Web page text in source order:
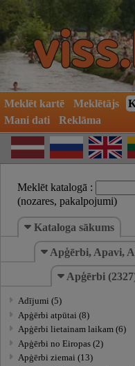
Meklēt kartē Meklētājs
Mani dati
Reklāma
Meklēt katalogā :
(nozares, pakalpojumi)
Kataloga sākums
Apģērbi, Apavi,
Apģērbi
Adījumi (5)
Apģērbi atpūtai (8)
Apģērbi lietainam laikam (6)
Apģērbi no Eiropas (2)
Apģērbi ziemai (13)